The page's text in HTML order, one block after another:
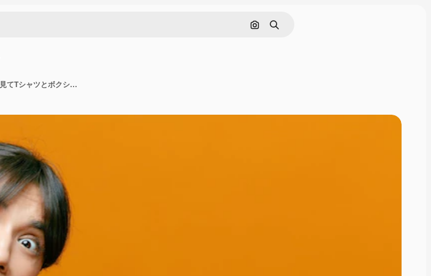
画像で検索
検索
オレンジ色の背景に分離された顔で自分自身を打つカメラを見てTシャツとボクシンググローブを身に着けている怖い若いスポーティな女性のクローズアップビュー